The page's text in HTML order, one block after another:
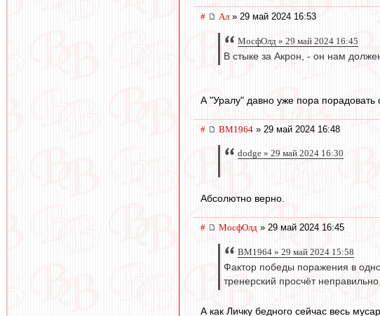
# Ал» 29 май 2024 16:53
МосфОлд » 29 май 2024 16:45
В стыке за Акрон, - он нам
А "Уралу" давно уже пора
# BM1964 » 29 май 2024 16:48
dodge » 29 май 2024 16:30
Абсолютно верно.
# МосфОлд » 29 май 2024 16:45
BM1964 » 29 май 2024 15:58
Фактор победы поражения в
тренерский просчёт неправильно.
А как Личку бедного сейчас весь